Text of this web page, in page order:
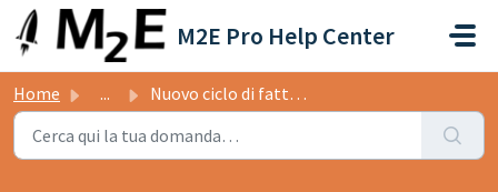
Salta al contenuto principale
M2E Pro Help Center
Home ... Nuovo ciclo di fatturazione eBay per liste GTC a prezzo f...